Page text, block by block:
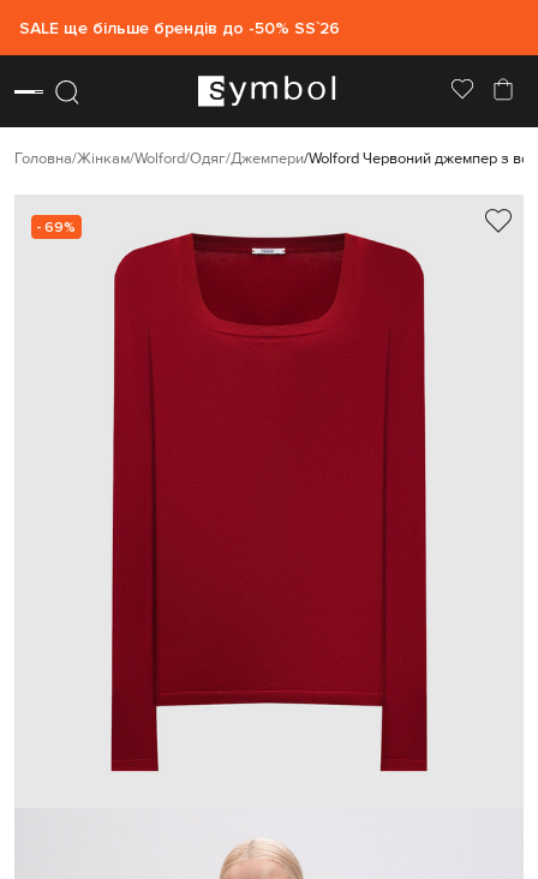
SALE ще більше брендів до -50% SS`26
Головна Жінкам Wolford Одяг Джемпери Wolford Червоний джемпер з
- 69%